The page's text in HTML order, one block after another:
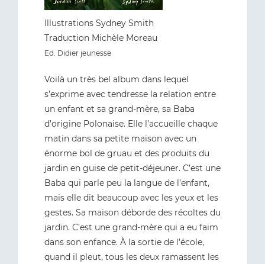
Illustrations Sydney Smith
Traduction Michèle Moreau
Ed. Didier jeunesse
Voilà un très bel album dans lequel
s’exprime avec tendresse la relation entre
un enfant et sa grand-mère, sa Baba
d’origine Polonaise. Elle l’accueille chaque
matin dans sa petite maison avec un
énorme bol de gruau et des produits du
jardin en guise de petit-déjeuner. C’est une
Baba qui parle peu la langue de l’enfant,
mais elle dit beaucoup avec les yeux et les
gestes. Sa maison déborde des récoltes du
jardin. C’est une grand-mère qui a eu faim
dans son enfance. À la sortie de l’école,
quand il pleut, tous les deux ramassent les